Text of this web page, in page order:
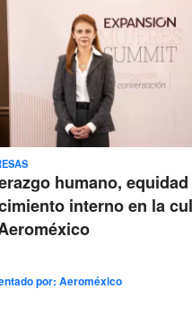
humano,
interno en la
por: Aeroméxico